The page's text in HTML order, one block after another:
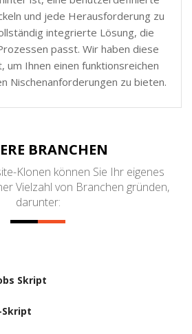
und jede Herausforderung zu
integrierte Lösung, die
passt. Wir haben diese
um Ihnen einen funktionsreichen
Nischenanforderungen zu bieten.
BRANCHEN
Klonen können Sie Ihr eigenes
Vielzahl von Branchen gründen,
darunter:
Skript